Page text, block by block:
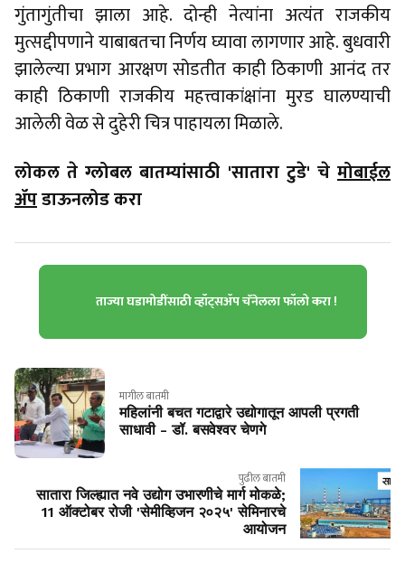
गुंतागुंतीचा झाला आहे. दोन्ही नेत्यांना अत्यंत राजकीय
मुत्सद्दीपणाने याबाबतचा निर्णय घ्यावा लागणार आहे. बुधवारी
झालेल्या प्रभाग आरक्षण सोडतीत काही ठिकाणी आनंद तर
काही ठिकाणी राजकीय महत्त्वाकांक्षांना मुरड घालण्याची
आलेली वेळ से दुहेरी चित्र पाहायला मिळाले.
लोकल ते ग्लोबल बातम्यांसाठी 'सातारा टुडे' चे मोबाईल
ॲपडाऊनलोड करा
ताज्या घडामोडींसाठी व्हॉट्सॲप चॅनेलला फॉलो करा !
मागील बातमी
महिलांनी बचत गटाद्वारे उद्योगातून आपली प्रगती
साधावी - डॉ. बसवेश्वर चेणगे
पुढील बातमी
सातारा जिल्ह्यात नवे उद्योग उभारणीचे मार्ग मोकळे;
11 ऑक्टोबर रोजी 'सेमीव्हिजन २०२५' सेमिनारचे
आयोजन